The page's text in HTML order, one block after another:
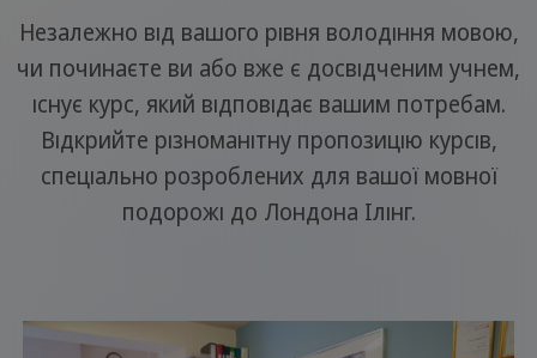
Незалежно від вашого рівня володіння мовою,
чи починаєте ви або вже є досвідченим учнем,
існує курс, який відповідає вашим потребам.
Відкрийте різноманітну пропозицію курсів,
спеціально розроблених для вашої мовної
подорожі до Лондона Ілінг.